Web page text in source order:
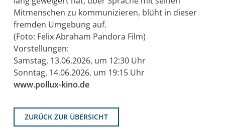
Mitmenschen zu kommunizieren, blüht in dieser
fremden Umgebung auf.
(Foto: Felix Abraham Pandora Film)
Vorstellungen:
Samstag, 13.06.2026, um 12:30 Uhr
Sonntag, 14.06.2026, um 19:15 Uhr
www.pollux-kino.de
ZURÜCK ZUR ÜBERSICHT